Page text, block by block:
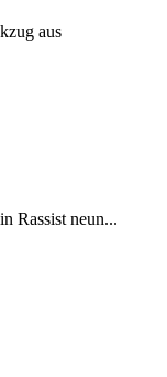
aus
Rassist neun...